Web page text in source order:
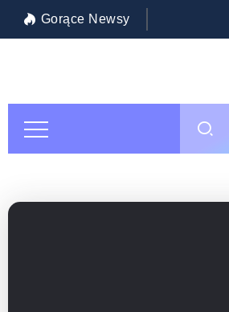
Gorące Newsy